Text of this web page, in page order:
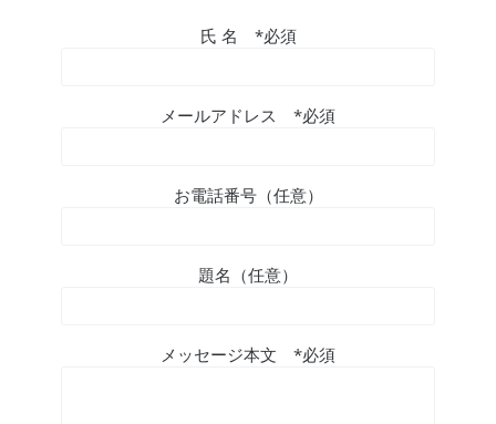
氏 名 *必須
メールアドレス *必須
お電話番号（任意）
題名（任意）
メッセージ本文 *必須